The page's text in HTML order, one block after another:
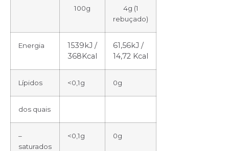
100g
4g (1
rebuçado)
Energia
1539kJ /
368Kcal
61,56kJ /
14,72 Kcal
Lípidos <0,1g 0g
dos quais
–
saturados
<0,1g 0g